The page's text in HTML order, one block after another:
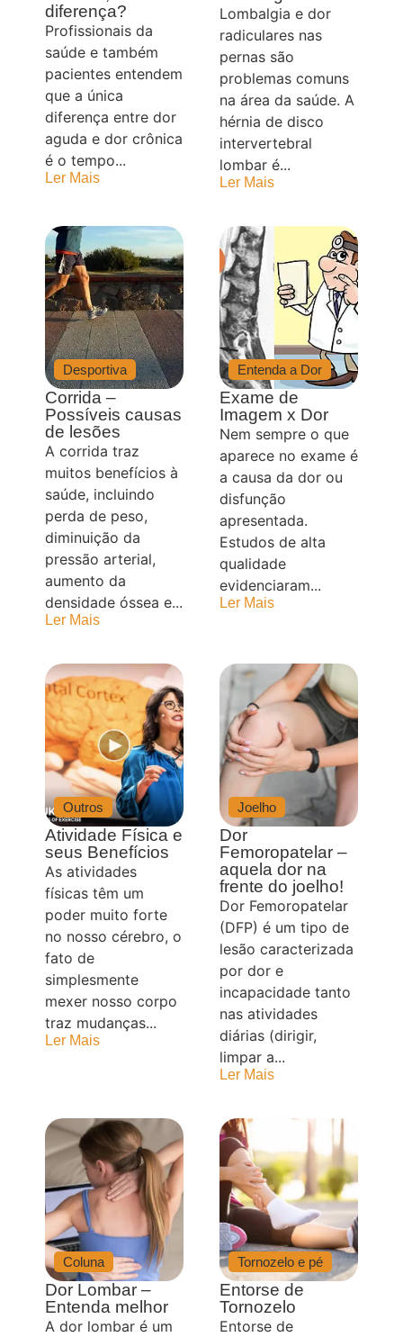
diferença?
Profissionais da
saúde e também
pacientes entendem
que a única
diferença entre dor
aguda e dor crônica
é o tempo...
Ler Mais
Lombalgia e dor
radiculares nas
pernas são
problemas comuns
na área da saúde. A
hérnia de disco
intervertebral
lombar é...
Ler Mais
Desportiva
Corrida –
Possíveis causas
de lesões
A corrida traz
muitos benefícios à
saúde, incluindo
perda de peso,
diminuição da
pressão arterial,
aumento da
densidade óssea e...
Ler Mais
Entenda a Dor
Exame de
Imagem x Dor
Nem sempre o que
aparece no exame é
a causa da dor ou
disfunção
apresentada.
Estudos de alta
qualidade
evidenciaram...
Ler Mais
Outros
Atividade Física e
seus Benefícios
As atividades
físicas têm um
poder muito forte
no nosso cérebro, o
fato de
simplesmente
mexer nosso corpo
traz mudanças...
Ler Mais
Joelho
Dor
Femoropatelar –
aquela dor na
frente do joelho!
Dor Femoropatelar
(DFP) é um tipo de
lesão caracterizada
por dor e
incapacidade tanto
nas atividades
diárias (dirigir,
limpar a...
Ler Mais
Coluna
Dor Lombar –
Entenda melhor
A dor lombar é um
Tornozelo e pé
Entorse de
Tornozelo
Entorse de